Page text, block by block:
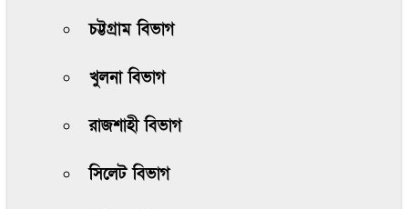
চট্টগ্রাম বিভাগ
খুলনা বিভাগ
রাজশাহী বিভাগ
সিলেট বিভাগ